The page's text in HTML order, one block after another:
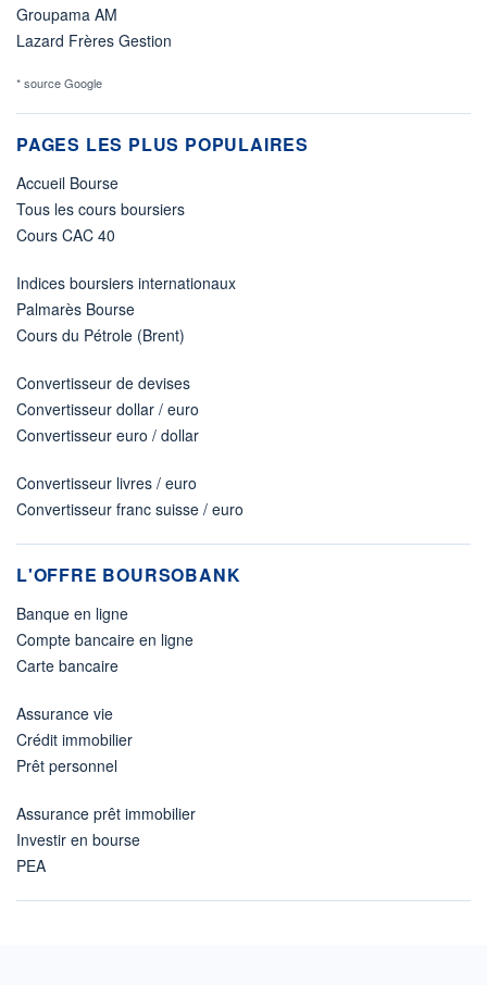
Groupama AM
Lazard Frères Gestion
* source Google
PAGES LES PLUS POPULAIRES
Accueil Bourse
Tous les cours boursiers
Cours CAC 40
Indices boursiers internationaux
Palmarès Bourse
Cours du Pétrole (Brent)
Convertisseur de devises
Convertisseur dollar / euro
Convertisseur euro / dollar
Convertisseur livres / euro
Convertisseur franc suisse / euro
L'OFFRE BOURSOBANK
Banque en ligne
Compte bancaire en ligne
Carte bancaire
Assurance vie
Crédit immobilier
Prêt personnel
Assurance prêt immobilier
Investir en bourse
PEA